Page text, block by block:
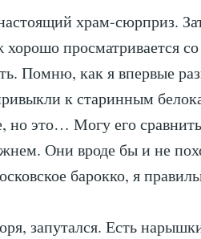
храм-сюрприз.
хорошо просматривается
Помню, как я впервые
к старинным
но это… Могу его
Они вроде бы и не
барокко, я
запутался. Есть